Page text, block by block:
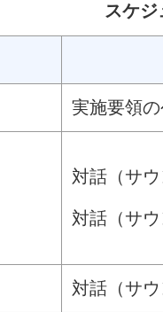
スケ
実施要領
対話（サ
対話（サ
対話（サ